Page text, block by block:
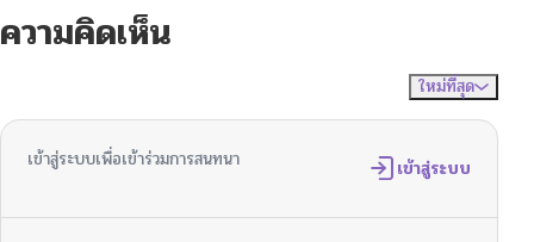
ตอนที่ 124
12/30/2025
ตอนที่ 122 12/21/2025
ความคิดเห็น
ใหม่ที่สุด
เข้าสู่ระบบเพื่อเข้าร่วมการสนทนา เข้าสู่ระบบ